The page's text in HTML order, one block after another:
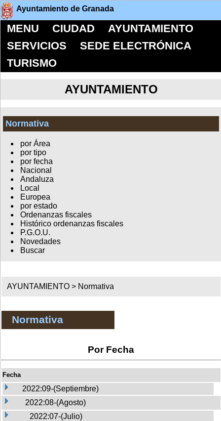
Ayuntamiento de Granada
MENU CIUDAD
AYUNTAMIENTO
SERVICIOS
SEDE ELECTRÓNICA
TURISMO
AYUNTAMIENTO
Normativa
por Área
por tipo
por fecha
Nacional
Andaluza
Local
Europea
por estado
Ordenanzas fiscales
Histórico ordenanzas fiscales
P.G.O.U.
Novedades
Buscar
AYUNTAMIENTO > Normativa
Normativa
Por Fecha
Fecha
2022:09-(Septiembre)
2022:08-(Agosto)
2022:07-(Julio)